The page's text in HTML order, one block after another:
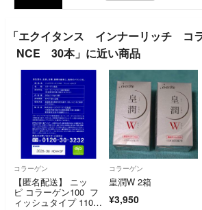
「エクイタンス インナーリッチ コ
NCE 30本」に近い商品
コラーゲン
【匿名配送】 ニッ
ピ コラーゲン100 フ
ィッシュタイプ 110g
コラーゲン
皇潤W 2箱
¥3,950